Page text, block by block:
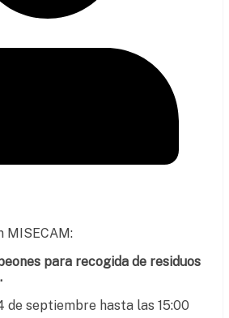
MISECAM:
para recogida de residuos
de septiembre hasta las 15:00